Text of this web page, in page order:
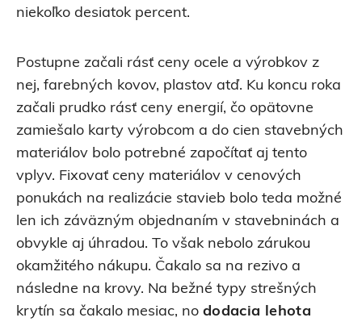
niekoľko desiatok percent.
Postupne začali rásť ceny ocele a výrobkov z
nej, farebných kovov, plastov atď. Ku koncu roka
začali prudko rásť ceny energií, čo opätovne
zamiešalo karty výrobcom a do cien stavebných
materiálov bolo potrebné započítať aj tento
vplyv. Fixovať ceny materiálov v cenových
ponukách na realizácie stavieb bolo teda možné
len ich záväzným objednaním v stavebninách a
obvykle aj úhradou. To však nebolo zárukou
okamžitého nákupu. Čakalo sa na rezivo a
následne na krovy. Na bežné typy strešných
krytín sa čakalo mesiac, no dodacia lehota